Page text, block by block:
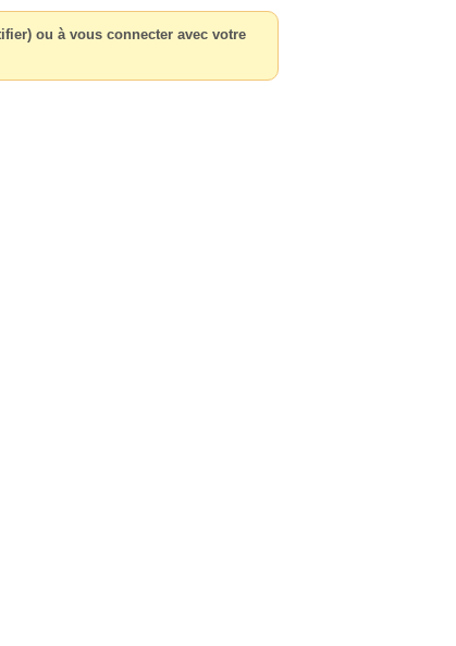
ou à vous connecter avec votre